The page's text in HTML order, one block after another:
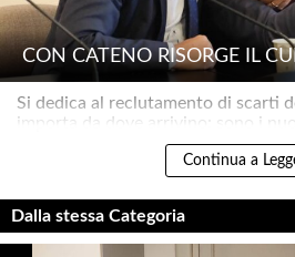
CON CATENO RISORGE IL
Si dedica al reclutamento di scarti
importa da dove arrivino: sono i
Continua a
Dalla stessa Categoria